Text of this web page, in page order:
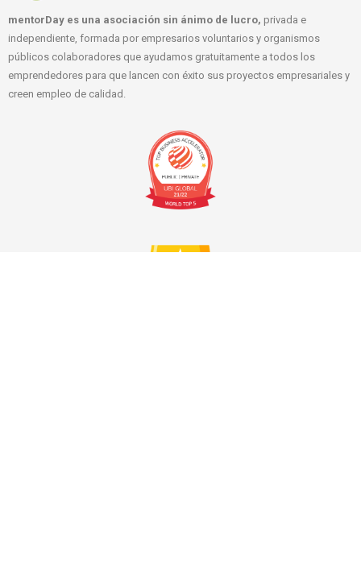
mentorDay es una asociación sin ánimo de lucro, privada e
independiente, formada por empresarios voluntarios y organismos
públicos colaboradores que ayudamos gratuitamente a todos los
emprendedores para que lancen con éxito sus proyectos empresariales y
creen empleo de calidad.